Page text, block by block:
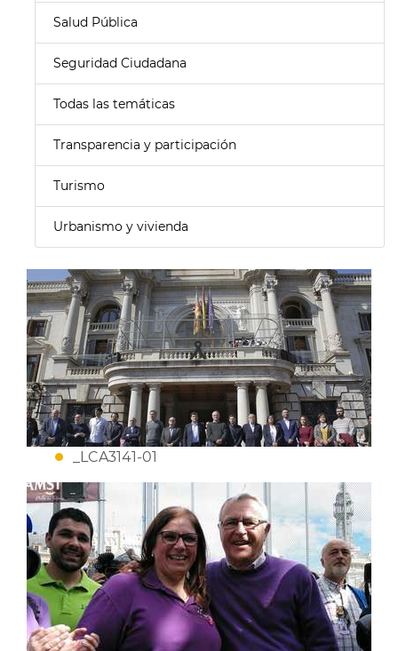
Salud Pública
Seguridad Ciudadana
Todas las temáticas
Transparencia y participación
Turismo
Urbanismo y vivienda
_LCA3141-01